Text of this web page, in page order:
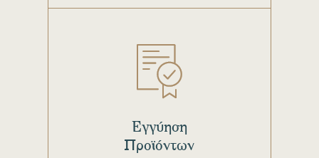
Εγγύηση
Προϊόντων